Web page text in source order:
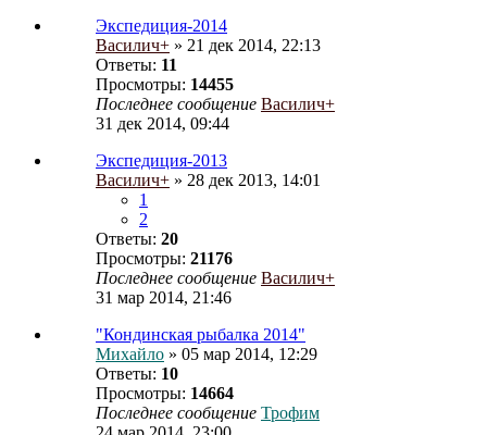
Экспедиция-2014
Василич+ » 21 дек 2014, 22:13
Ответы: 11
Просмотры: 14455
Последнее сообщение Василич+
31 дек 2014, 09:44
Экспедиция-2013
Василич+ » 28 дек 2013, 14:01
1
2
Ответы: 20
Просмотры: 21176
Последнее сообщение Василич+
31 мар 2014, 21:46
"Кондинская рыбалка 2014"
Михайло » 05 мар 2014, 12:29
Ответы: 10
Просмотры: 14664
Последнее сообщение Трофим